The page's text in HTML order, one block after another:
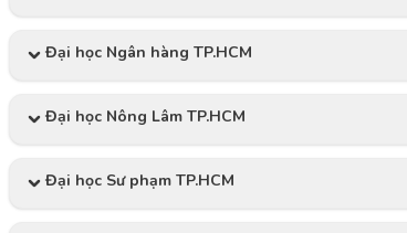
Đại học Ngân hàng TP.HCM
Đại học Nông Lâm TP.HCM
Đại học Sư phạm TP.HCM